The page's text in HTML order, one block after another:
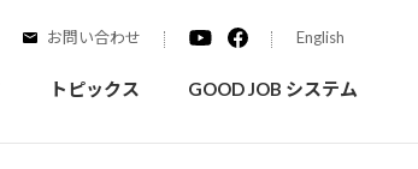
お問い合わせ English
トピックス GOOD JOB システム